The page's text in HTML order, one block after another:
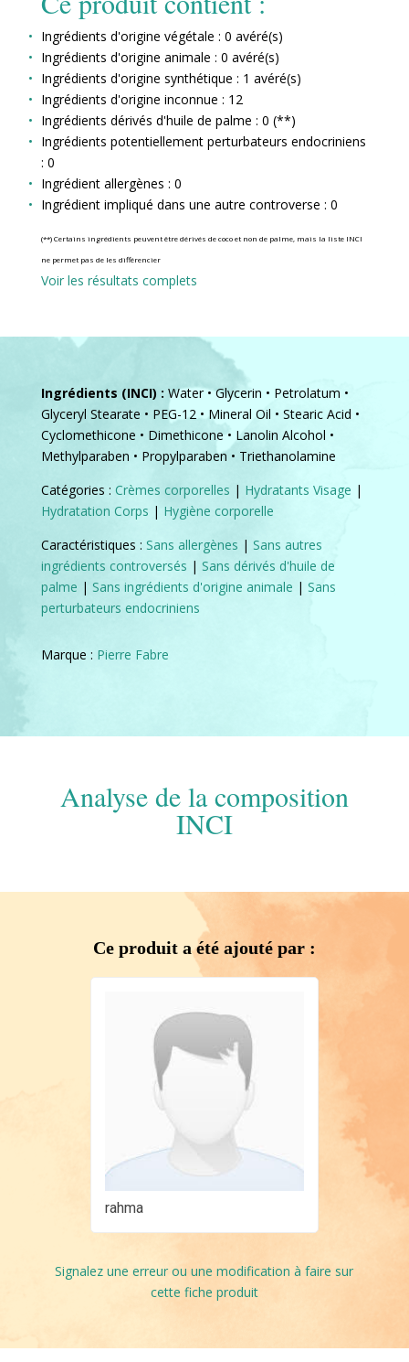
Ingrédients d'origine végétale : 0 avéré(s)
Ingrédients d'origine animale : 0 avéré(s)
Ingrédients d'origine synthétique : 1 avéré(s)
Ingrédients d'origine inconnue : 12
Ingrédients dérivés d'huile de palme : 0 (**)
Ingrédients potentiellement perturbateurs endocriniens
: 0
Ingrédient allergènes : 0
Ingrédient impliqué dans une autre controverse : 0
(**) Certains ingrédients peuvent être dérivés de coco et non de palme, mais la liste INCI
ne permet pas de les différencier
Voir les résultats complets
Ingrédients (INCI) : Water • Glycerin • Petrolatum •
Glyceryl Stearate • PEG-12 • Mineral Oil • Stearic Acid •
Cyclomethicone • Dimethicone • Lanolin Alcohol •
Methylparaben • Propylparaben • Triethanolamine
Catégories : Crèmes corporelles | Hydratants Visage |
Hydratation Corps | Hygiène corporelle
Caractéristiques : Sans allergènes | Sans autres
ingrédients controversés | Sans dérivés d'huile de
palme | Sans ingrédients d'origine animale | Sans
perturbateurs endocriniens
Marque : Pierre Fabre
Analyse de la composition
INCI
Ce produit a été ajouté par :
rahma
Signalez une erreur ou une modification à faire sur
cette fiche produit